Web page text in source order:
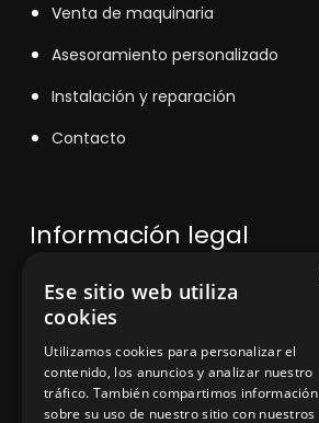
Venta de maquinaria
Asesoramiento personalizado
Instalación y reparación
Contacto
Información legal
Política de privacidad
Aviso legal
Ese sitio web utiliza
cookies
Utilizamos cookies para personalizar el
contenido, los anuncios y analizar nuestro
tráfico. También compartimos información
sobre su uso de nuestro sitio con nuestros